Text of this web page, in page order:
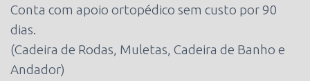
Conta com apoio ortopédico sem custo por 90
dias.
(Cadeira de Rodas, Muletas, Cadeira de Banho e
Andador)